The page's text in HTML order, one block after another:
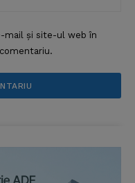
mail și site-ul web în